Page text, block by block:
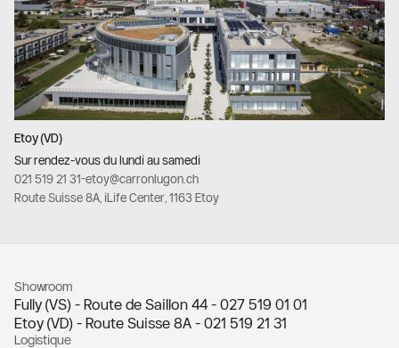
Etoy (VD)
Sur rendez-vous du lundi au samedi
021 519 21 31-etoy@carronlugon.ch
Route Suisse 8A, iLife Center, 1163 Etoy
Showroom
Fully (VS) - Route de Saillon 44 - 027 519 01 01
Etoy (VD) - Route Suisse 8A - 021 519 21 31
Logistique